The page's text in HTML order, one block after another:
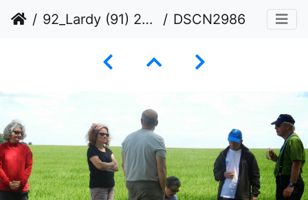
92_Lardy (91) 23 mai 2015 DSCN2986